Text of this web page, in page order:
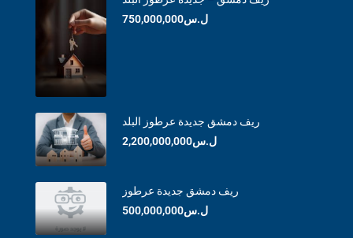
ل.س750,000,000
ريف دمشق جديدة عرطوز البلد
ل.س2,200,000,000
ريف دمشق جديدة عرطوز
ل.س500,000,000